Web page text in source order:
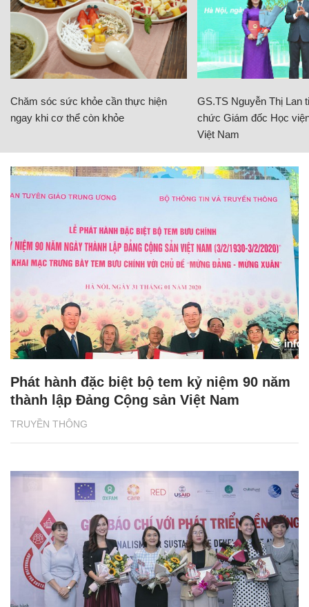
Chăm sóc sức khỏe cần thực hiện
ngay khi cơ thể còn khỏe
GS.TS Nguyễn Thị Lan
chức Giám đốc Học
Việt Nam
TRUYỀN THÔNG
Phát hành đặc biệt bộ tem kỷ niệm 90 năm
thành lập Đảng Cộng sản Việt Nam